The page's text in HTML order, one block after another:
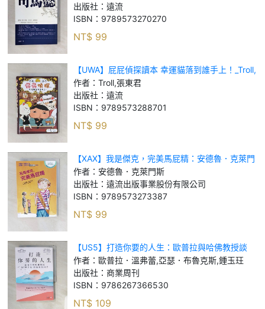
出版社： 遠流
ISBN： 9789573270270
NT$ 99
【UWA】屁屁偵探讀本 幸運貓落到誰手上！_Troll,
張東君
作者： Troll,張東君
出版社： 遠流
ISBN： 9789573288701
NT$ 99
【XAX】我是傑克，完美馬屁精：安德魯．克萊門
斯14_安德魯．克萊門斯
作者： 安德魯．克萊門斯
出版社： 遠流出版事業股份有限公司
ISBN： 9789573273387
NT$ 99
【US5】打造你要的人生：歐普拉與哈佛教授談
「更幸福」的藝術與科學_歐普拉．溫弗蕾, 亞瑟．
布魯克斯, 鍾玉玨
作者： 歐普拉．溫弗蕾,亞瑟．布魯克斯,鍾玉玨
出版社： 商業周刊
ISBN： 9786267366530
NT$ 109